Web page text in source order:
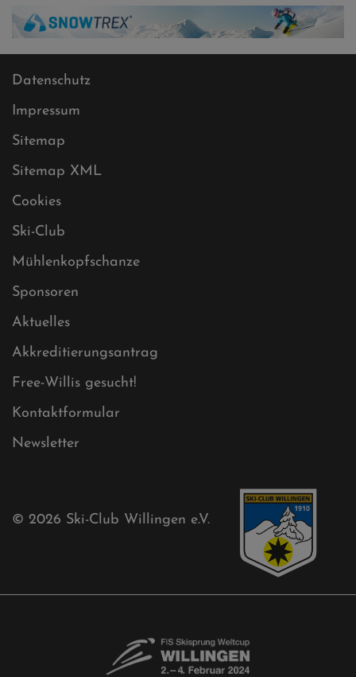
Datenschutz
Impressum
Sitemap
Sitemap XML
Cookies
Ski-Club
Mühlenkopfschanze
Sponsoren
Free-Willis gesucht!
Ski-Club Willingen e.V.